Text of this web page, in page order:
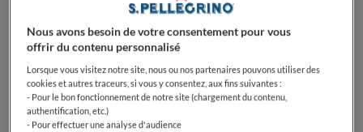
Nous avons besoin de votre consentement pour vous
offrir du contenu personnalisé
Lorsque vous visitez notre site, nous ou nos partenaires pouvons utiliser des
cookies et autres traceurs, si vous y consentez, aux fins suivantes :
- Pour le bon fonctionnement de notre site (chargement du contenu,
authentification, etc.)
- Pour effectuer une analyse d'audience